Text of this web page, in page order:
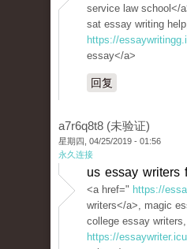
service law school</
sat essay writing
https://
essay</a>
回复
a7r6q8t8 (未验证)
星期四, 04/25/2019 - 01:56
永久连接
us essay writers
<a href=" https://
writers</a>, magic
college essay
https://